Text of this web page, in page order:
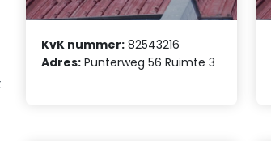
KvK nummer: 82543216
Adres: Punterweg 56 Ruimte 3